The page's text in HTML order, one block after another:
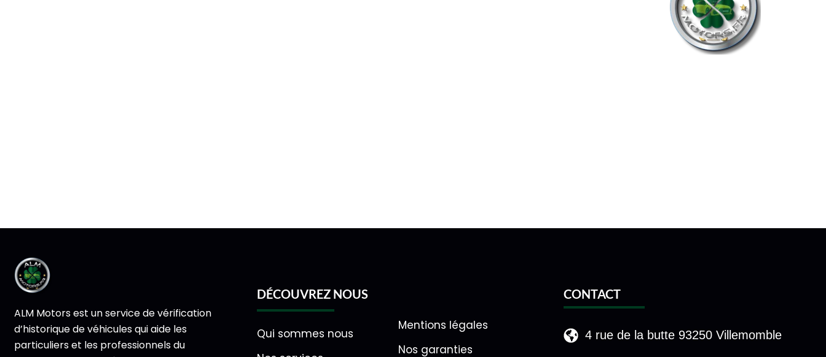
ALM Motors est un service de vérification
d’historique de véhicules qui aide les
particuliers et les professionnels du
DÉCOUVREZ NOUS
Qui sommes nous
Mentions légales
Nos garanties
CONTACT
4 rue de la butte 93250 Villemomble